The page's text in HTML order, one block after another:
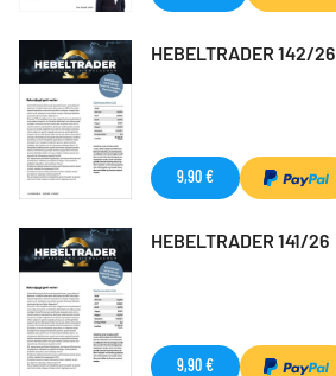
HEBELTRADER 142/26
9,90 €
HEBELTRADER 141/26
9,90 €